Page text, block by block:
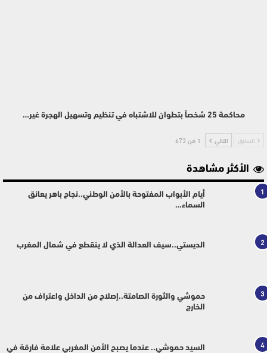
محاكمة 25 شخصاً بتطوان للاشتباه في تنظيم وتسهيل الهجرة غير…
السابق التالي 1 من 673
الأكثر مشاهدة
1
أيام الأبواب المفتوحة بالأمن الوطني..نجاح باهر يعانق
السماء…
2 الديستي..سيف العدالة الذي لا ينقطع في شمال المغرب
3
حموشي والثورة الصامتة..إصلاح من الداخل واعتراف من
الخارج
4
السيد حموشي.. عندما يصبح الأمن المغربي علامة فارقة في